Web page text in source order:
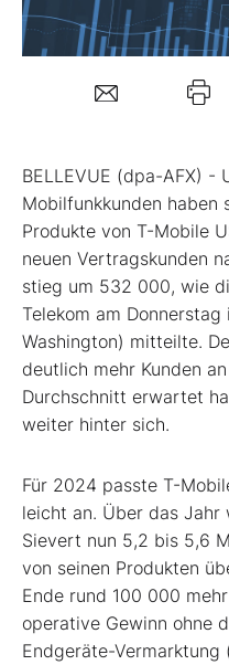
Folgen Sie uns
Kontakt
BELLEVUE (dpa-AFX) -
Mobilfunkkunden
Produkte von T-Mobile
neuen Vertragskunden
stieg um 532 000, wie
Telekom am Donnerstag
Washington) mitteilte.
deutlich mehr Kunden
Durchschnitt erwartet
weiter hinter sich.
Für 2024 passte T-
leicht an. Über das Jahr
Sievert nun 5,2 bis 5,6
von seinen Produkten
Ende rund 100 000
operative Gewinn ohne
Endgeräte-